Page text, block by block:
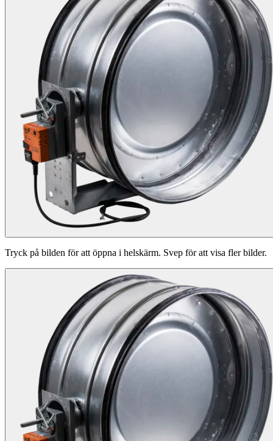
Tryck på bilden för att öppna i helskärm. Svep för att visa fler bilder.